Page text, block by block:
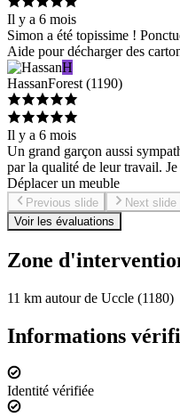
Il y a 6 mois
Simon a été topissime !
Aide pour décharger des
H
HassanForest(1190)
Il y a 6 mois
Un grand garçon aussi
par la qualité de leur travail.
Déplacer un meuble
Previous slide
Next slide
Voir les évaluations
Zone
11 km autour de Uccle (1180)
Informations
Identité vérifiée